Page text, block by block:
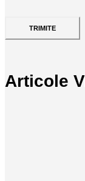
Articole